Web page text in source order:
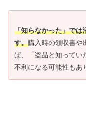
「知らなかった」では
す。購入時の領収書や
ば、「盗品と知ってい
不利になる可能性もあ